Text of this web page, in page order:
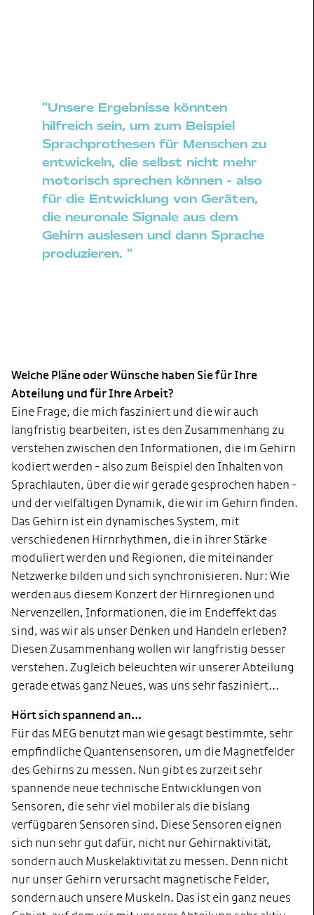
"Unsere Ergebnisse könnten
hilfreich sein, um zum Beispiel
Sprachprothesen für Menschen zu
entwickeln, die selbst nicht mehr
motorisch sprechen können - also
für die Entwicklung von Geräten,
die neuronale Signale aus dem
Gehirn auslesen und dann Sprache
produzieren. "
Welche Pläne oder Wünsche haben Sie für Ihre
Abteilung und für Ihre Arbeit?
Eine Frage, die mich fasziniert und die wir auch
langfristig bearbeiten, ist es den Zusammenhang zu
verstehen zwischen den Informationen, die im Gehirn
kodiert werden - also zum Beispiel den Inhalten von
Sprachlauten, über die wir gerade gesprochen haben -
und der vielfältigen Dynamik, die wir im Gehirn finden.
Das Gehirn ist ein dynamisches System, mit
verschiedenen Hirnrhythmen, die in ihrer Stärke
moduliert werden und Regionen, die miteinander
Netzwerke bilden und sich synchronisieren. Nur: Wie
werden aus diesem Konzert der Hirnregionen und
Nervenzellen, Informationen, die im Endeffekt das
sind, was wir als unser Denken und Handeln erleben?
Diesen Zusammenhang wollen wir langfristig besser
verstehen. Zugleich beleuchten wir unserer Abteilung
gerade etwas ganz Neues, was uns sehr fasziniert…
Hört sich spannend an…
Für das MEG benutzt man wie gesagt bestimmte, sehr
empfindliche Quantensensoren, um die Magnetfelder
des Gehirns zu messen. Nun gibt es zurzeit sehr
spannende neue technische Entwicklungen von
Sensoren, die sehr viel mobiler als die bislang
verfügbaren Sensoren sind. Diese Sensoren eignen
sich nun sehr gut dafür, nicht nur Gehirnaktivität,
sondern auch Muskelaktivität zu messen. Denn nicht
nur unser Gehirn verursacht magnetische Felder,
sondern auch unsere Muskeln. Das ist ein ganz neues